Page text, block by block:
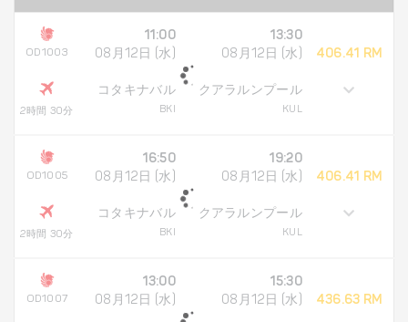
OD1003
2時間 30分
11:00
08月12日 (水)
コタキナバル
BKI
13:30
08月12日 (水)
クアラルンプール
KUL
406.41 RM
OD1005
2時間 30分
16:50
08月12日 (水)
コタキナバル
BKI
19:20
08月12日 (水)
クアラルンプール
KUL
406.41 RM
OD1007
13:00
08月12日 (水)
15:30
08月12日 (水)
436.63 RM